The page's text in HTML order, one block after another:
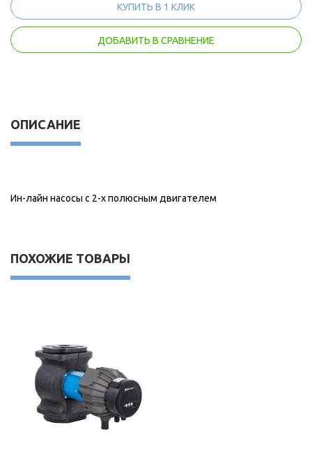
КУПИТЬ В 1 КЛИК
ДОБАВИТЬ В СРАВНЕНИЕ
ОПИСАНИЕ
Ин-лайн насосы с 2-х полюсным двигателем
ПОХОЖИЕ ТОВАРЫ